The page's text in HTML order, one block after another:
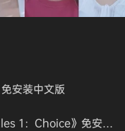
安装中文版
《天平游戏1:抉择/Inner Scales 1：Choice》免安装中文版